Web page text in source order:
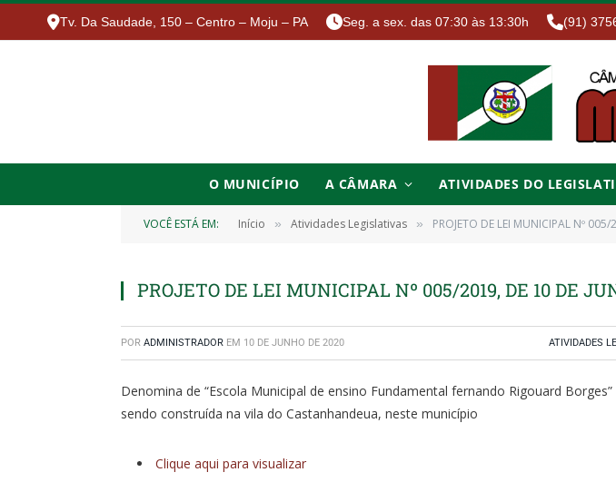
Tv. Da Saudade, 150 – Centro – Moju – PA Seg. a sex. das 07:30 às 13:30h (91)
O MUNICÍPIO A CÂMARA ATIVIDADES DO
VOCÊ ESTÁ EM: Início » Atividades Legislativas » PROJETO DE LEI MUNICIPAL Nº
PROJETO DE LEI MUNICIPAL Nº 005/2019, DE 10 DE
POR ADMINISTRADOR EM 10 DE JUNHO DE 2020 ATIVIDADES
Denomina de “Escola Municipal de ensino Fundamental fernando Rigouard
sendo construída na vila do Castanhandeua, neste município
Clique aqui para visualizar